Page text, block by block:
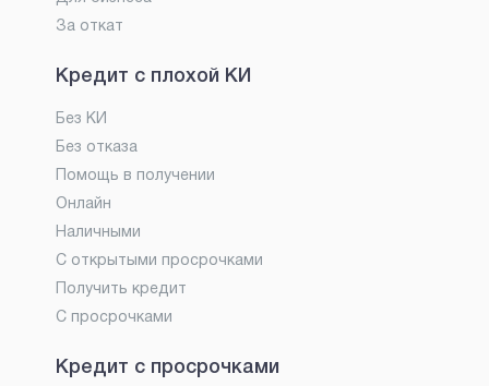
За откат
Кредит с плохой КИ
Без КИ
Без отказа
Помощь в получении
Онлайн
Наличными
С открытыми просрочками
Получить кредит
С просрочками
Кредит с просрочками